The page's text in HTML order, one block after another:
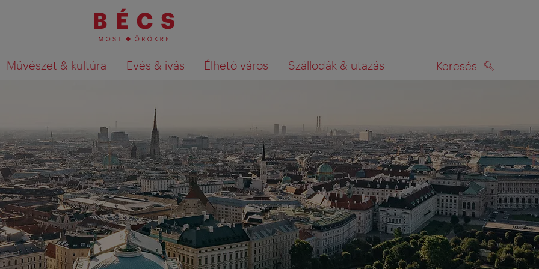
Művészet & kultúra Evés & ivás Élhető város Szállodák & utazás Keresés